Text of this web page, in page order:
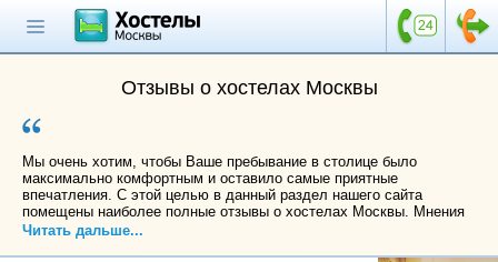
Отзывы о хостелах Москвы
Мы очень хотим, чтобы Ваше пребывание в столице было
максимально комфортным и оставило самые приятные
впечатления. С этой целью в данный раздел нашего сайта
помещены наиболее полные отзывы о хостелах Москвы. Мнения
людей, которые уже успели оценить все преимущества и
Читать дальше...
Главная страница
Поиск хостела
Отзывы о
хостелах
Каталог хостелов
Как оплатить